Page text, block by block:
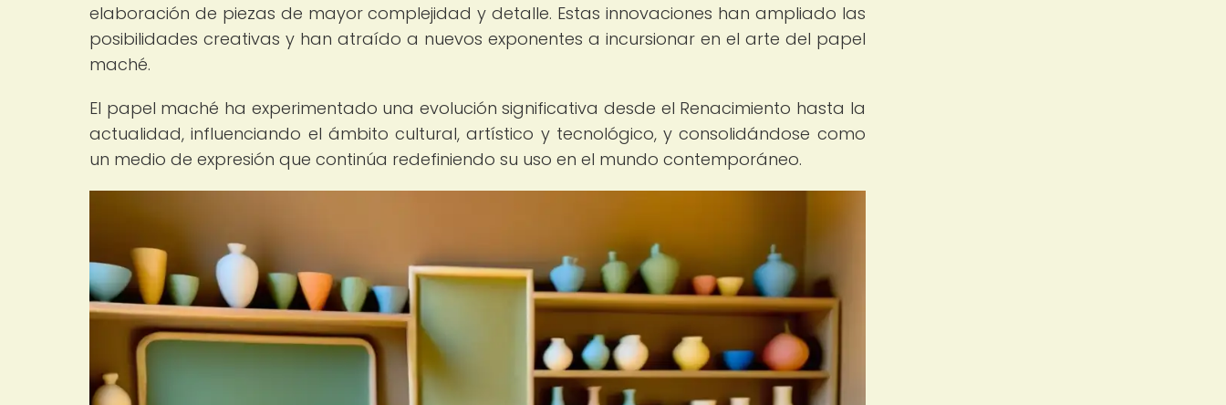
elaboración de piezas de mayor complejidad y detalle. Estas innovaciones han ampliado las
posibilidades creativas y han atraído a nuevos exponentes a incursionar en el arte del papel
maché.
El papel maché ha experimentado una evolución significativa desde el Renacimiento hasta la
actualidad, influenciando el ámbito cultural, artístico y tecnológico, y consolidándose como
un medio de expresión que continúa redefiniendo su uso en el mundo contemporáneo.